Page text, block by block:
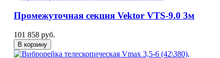
Промежуточная секция Vektor VTS-9.0 3м
101 858 руб.
В корзину